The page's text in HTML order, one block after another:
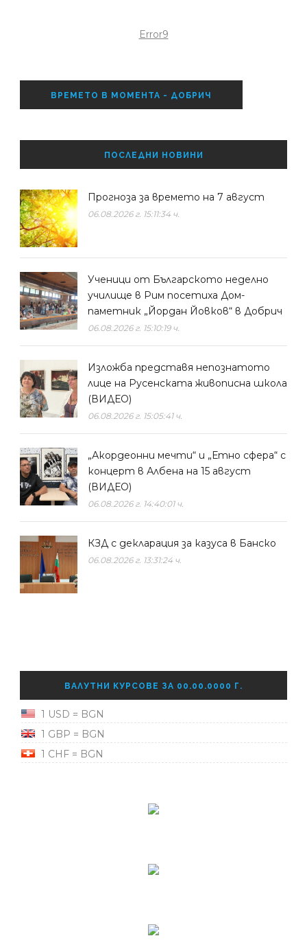
Error9
ВРЕМЕТО В МОМЕНТА - ДОБРИЧ
ПОСЛЕДНИ НОВИНИ
Прогноза за времето на 7 август
06.08.2026 г. 15:11:34 ч.
Ученици от Българското неделно
училище в Рим посетиха Дом-
паметник „Йордан Йовков“ в Добрич
06.08.2026 г. 15:10:19 ч.
Изложба представя непознатото
лице на Русенската живописна школа
(ВИДЕО)
06.08.2026 г. 15:05:41 ч.
„Акордеонни мечти“ и „Етно сфера“ с
концерт в Албена на 15 август
(ВИДЕО)
06.08.2026 г. 14:40:01 ч.
КЗД с декларация за казуса в Банско
06.08.2026 г. 13:31:24 ч.
ВАЛУТНИ КУРСОВЕ ЗА 00.00.0000 Г.
1 USD = BGN
1 GBP = BGN
1 CHF = BGN